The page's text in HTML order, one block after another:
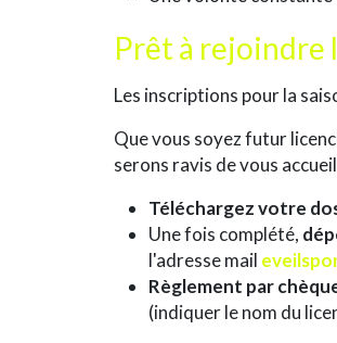
Prêt à rejoindre
Les inscriptions pour la
Que vous soyez futur
serons ravis de vous
Téléchargez votre
Une fois complété,
l'adresse mail
Règlement par
(indiquer le nom du